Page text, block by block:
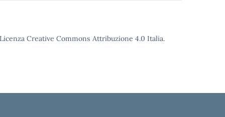
Creative Commons Attribuzione 4.0 Italia.